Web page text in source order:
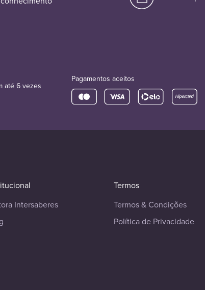
até 6 vezes
Pagamentos aceitos
Intersaberes
Termos
Termos & Condições
Política de Privacidade